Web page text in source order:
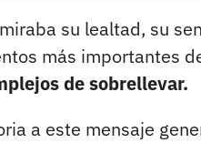
su lealtad, su
más importantes
de sobrellevar.
a este mensaje